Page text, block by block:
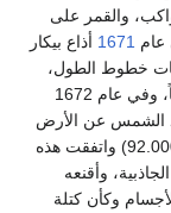
والقمر على
عام 1671 أذاع بيكار
خطوط الطول،
التي حسب أخيراً أنها تبلغ 69.1 ميلاً قانونياً إنجليزياً، وفي عام 1672
الشمس عن الأرض
فقرر أنه 87.000.000 ميل (والرقم الحالي 92.000.000) واتفقت هذه
وأقنعه
وكأن كتلة